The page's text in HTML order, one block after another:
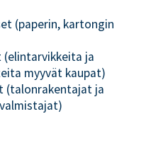
(paperin, kartongin
(elintarvikkeita ja
myyvät kaupat)
(talonrakentajat ja